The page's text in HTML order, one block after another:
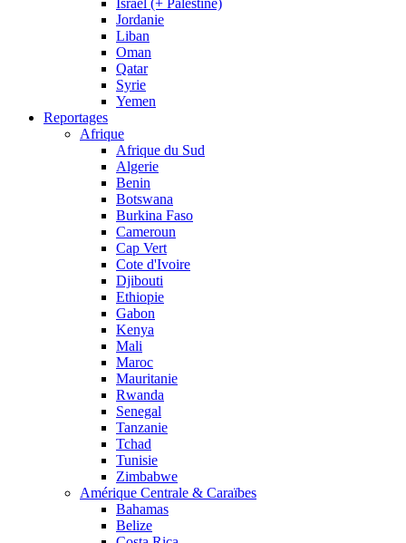
Israel (+ Palestine)
Jordanie
Liban
Oman
Qatar
Syrie
Yemen
Reportages
Afrique
Afrique du Sud
Algerie
Benin
Botswana
Burkina Faso
Cameroun
Cap Vert
Cote d'Ivoire
Djibouti
Ethiopie
Gabon
Kenya
Mali
Maroc
Mauritanie
Rwanda
Senegal
Tanzanie
Tchad
Tunisie
Zimbabwe
Amérique Centrale & Caraïbes
Bahamas
Belize